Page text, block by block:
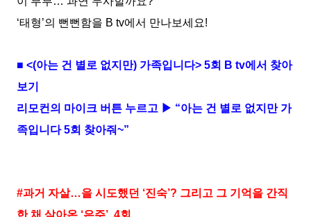
‘태형’의 뻔뻔함을 B tv에서 만나보세요!
■ <(아는 건 별로 없지만) 가족입니다> 5회 B tv에서 찾아
보기
리모컨의 마이크 버튼 누르고 ▶ “아는 건 별로 없지만 가
족입니다 5회 찾아줘~”
#과거 자살…을 시도했던 ‘진숙’? 그리고 그 기억을 간직